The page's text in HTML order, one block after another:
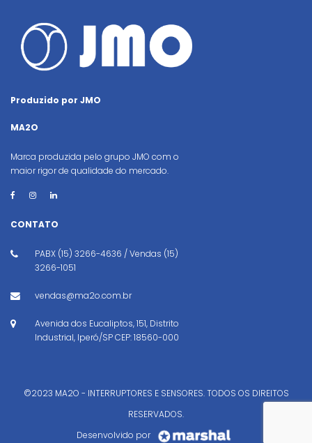
Produzido por JMO
MA2O
Marca produzida pelo grupo JMO com o
maior rigor de qualidade do mercado.
CONTATO
PABX (15) 3266-4636 / Vendas (15)
3266-1051
vendas@ma2o.com.br
Avenida dos Eucaliptos, 151, Distrito
Industrial, Iperó/SP CEP: 18560-000
©2023 MA2O - INTERRUPTORES E SENSORES. TODOS OS DIREITOS
RESERVADOS.
Desenvolvido por